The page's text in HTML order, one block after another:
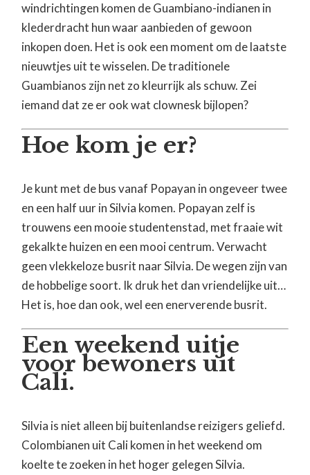
windrichtingen komen de Guambiano-indianen in
klederdracht hun waar aanbieden of gewoon
inkopen doen. Het is ook een moment om de laatste
nieuwtjes uit te wisselen. De traditionele
Guambianos zijn net zo kleurrijk als schuw. Zei
iemand dat ze er ook wat clownesk bijlopen?
Hoe kom je er?
Je kunt met de bus vanaf Popayan in ongeveer twee
en een half uur in Silvia komen. Popayan zelf is
trouwens een mooie studentenstad, met fraaie wit
gekalkte huizen en een mooi centrum. Verwacht
geen vlekkeloze busrit naar Silvia. De wegen zijn van
de hobbelige soort. Ik druk het dan vriendelijke uit…
Het is, hoe dan ook, wel een enerverende busrit.
Een weekend uitje
voor bewoners uit
Cali.
Silvia is niet alleen bij buitenlandse reizigers geliefd.
Colombianen uit Cali komen in het weekend om
koelte te zoeken in het hoger gelegen Silvia.